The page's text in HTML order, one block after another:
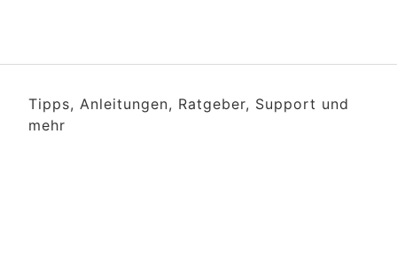
Tipps, Anleitungen, Ratgeber, Support und
mehr